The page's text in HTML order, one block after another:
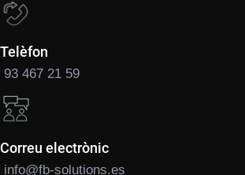
Telèfon
93 467 21 59
Correu electrònic
info@fb-solutions.es